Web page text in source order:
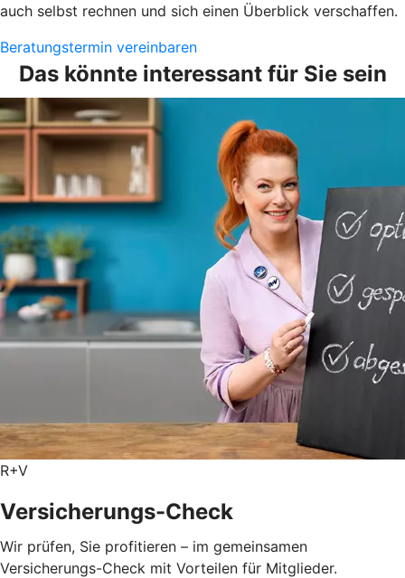
auch selbst rechnen und sich einen Überblick verschaffen.
Beratungstermin vereinbaren
Das könnte interessant für Sie sein
R+V
Versicherungs-Check
Wir prüfen, Sie profitieren – im gemeinsamen
Versicherungs-Check mit Vorteilen für Mitglieder.